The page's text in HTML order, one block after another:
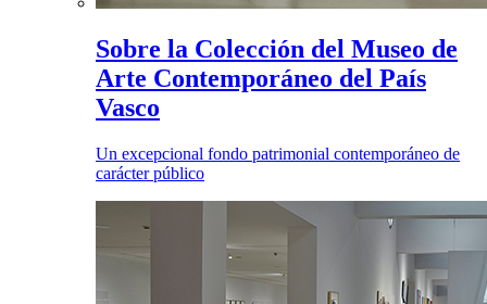
Sobre la Colección del Museo de
Arte Contemporáneo del País
Vasco
Un excepcional fondo patrimonial contemporáneo de
carácter público